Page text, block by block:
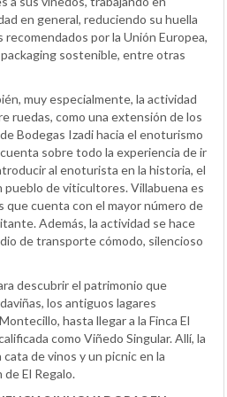
en general, reduciendo su huella
por la Unión Europea,
sostenible, entre otras
muy especialmente, la actividad
ruedas, como una extensión de los
Bodegas Izadi hacia el enoturismo
sobre todo la experiencia de ir
al enoturista en la historia, el
pueblo de viticultores. Villabuena es
que cuenta con el mayor número de
Además, la actividad se hace
de transporte cómodo, silencioso
descubrir el patrimonio que
los antiguos lagares
hasta llegar a la Finca El
como Viñedo Singular. Allí, la
de vinos y un picnic en la
El Regalo.